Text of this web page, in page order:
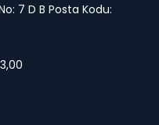
7 D B Posta Kodu: